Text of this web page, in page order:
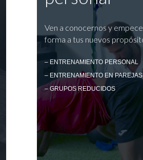
Ven a conocernos y
forma a tus nuevos
– ENTRENAMIENTO PERSONAL
– ENTRENAMIENTO EN PAREJAS
– GRUPOS REDUCIDOS